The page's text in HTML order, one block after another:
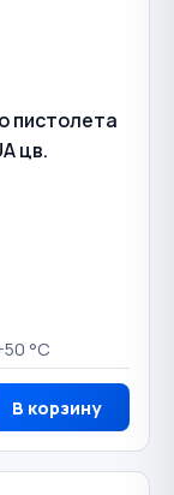
пистолета
цв.
°С
В корзину